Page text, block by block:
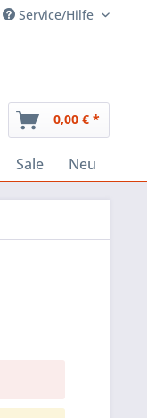
Service/Hilfe
0,00 € *
Sale Neu